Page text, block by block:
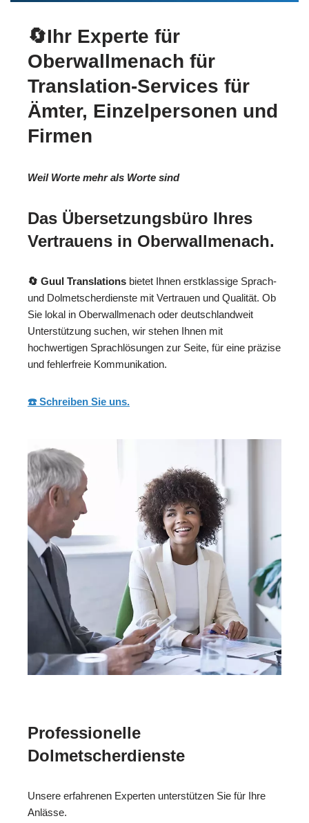
🔄Ihr Experte für
Oberwallmenach für
Translation-Services für
Ämter, Einzelpersonen und
Firmen
Weil Worte mehr als Worte sind
Das Übersetzungsbüro Ihres
Vertrauens in Oberwallmenach.
🔄 Guul Translations bietet Ihnen erstklassige Sprach-
und Dolmetscherdienste mit Vertrauen und Qualität. Ob
Sie lokal in Oberwallmenach oder deutschlandweit
Unterstützung suchen, wir stehen Ihnen mit
hochwertigen Sprachlösungen zur Seite, für eine präzise
und fehlerfreie Kommunikation.
☎️ Schreiben Sie uns.
Professionelle
Dolmetscherdienste
Unsere erfahrenen Experten unterstützen Sie für Ihre
Anlässe.